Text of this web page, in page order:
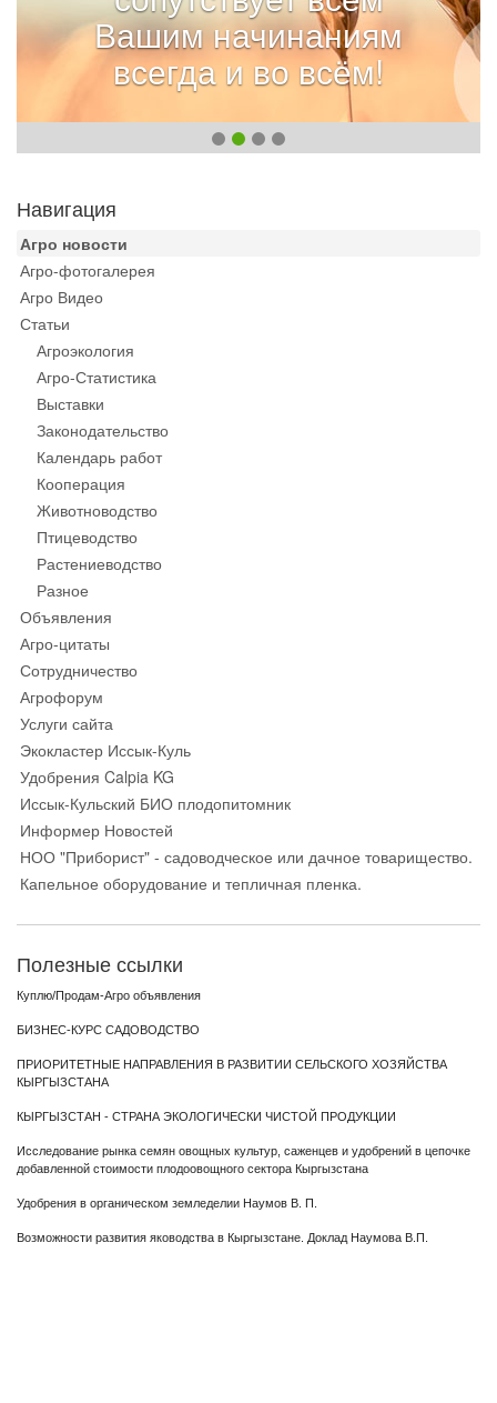
Вашим начинаниям
всегда и во всём!
Навигация
Агро новости
Агро-фотогалерея
Агро Видео
Статьи
Агроэкология
Агро-Статистика
Выставки
Законодательство
Календарь работ
Кооперация
Животноводство
Птицеводство
Растениеводство
Разное
Объявления
Агро-цитаты
Сотрудничество
Агрофорум
Услуги сайта
Экокластер Иссык-Куль
Удобрения Calpia KG
Иссык-Кульский БИО плодопитомник
Информер Новостей
НОО "Приборист" - садоводческое или дачное товарищество.
Капельное оборудование и тепличная пленка.
Полезные ссылки
Куплю/Продам-Агро объявления
БИЗНЕС-КУРС САДОВОДСТВО
ПРИОРИТЕТНЫЕ НАПРАВЛЕНИЯ В РАЗВИТИИ СЕЛЬСКОГО ХОЗЯЙСТВА
КЫРГЫЗСТАНА
КЫРГЫЗСТАН - СТРАНА ЭКОЛОГИЧЕСКИ ЧИСТОЙ ПРОДУКЦИИ
Исследование рынка семян овощных культур, саженцев и удобрений в цепочке
добавленной стоимости плодоовощного сектора Кыргызстана
Удобрения в органическом земледелии Наумов В. П.
Возможности развития яководства в Кыргызстане. Доклад Наумова В.П.